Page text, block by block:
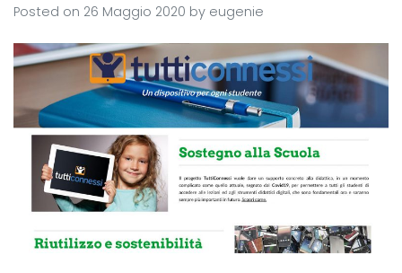
Posted on 26 Maggio 2020 by eugenie